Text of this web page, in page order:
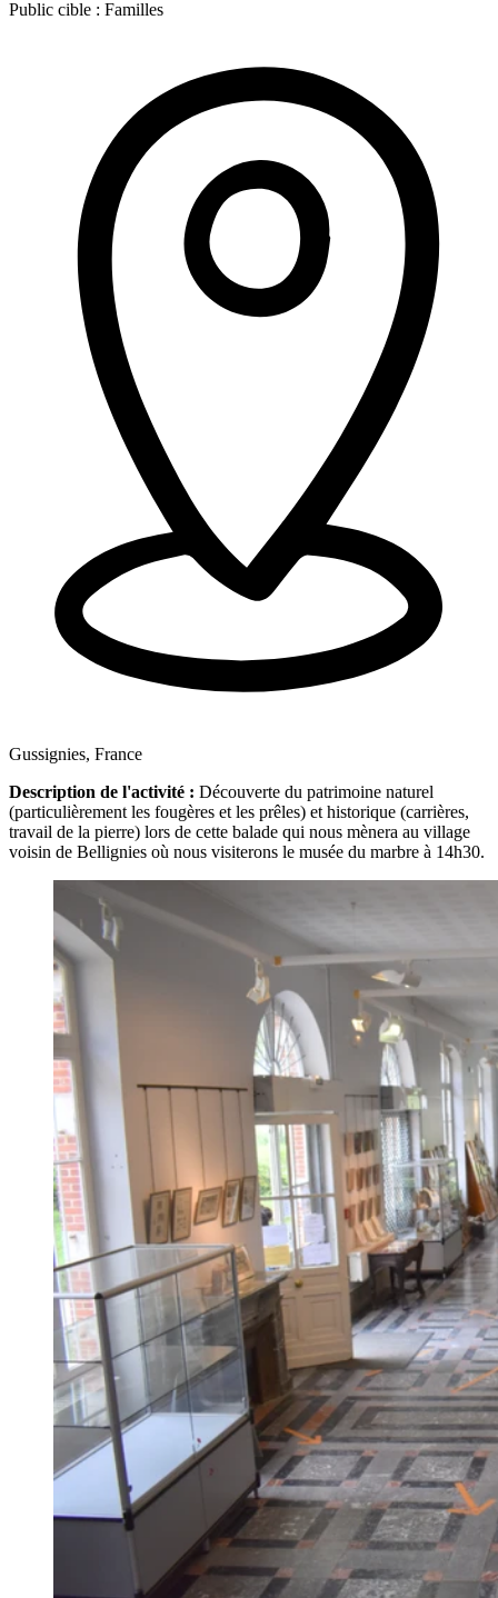
Public cible : Familles
Gussignies, France
Description de l'activité : Découverte du patrimoine naturel
(particulièrement les fougères et les prêles) et historique (carrières,
travail de la pierre) lors de cette balade qui nous mènera au village
voisin de Bellignies où nous visiterons le musée du marbre à 14h30.